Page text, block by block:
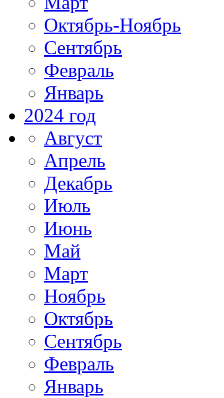
Октябрь-Ноябрь
Сентябрь
Февраль
Январь
2024 год
Август
Апрель
Декабрь
Июль
Июнь
Май
Март
Ноябрь
Октябрь
Сентябрь
Февраль
Январь